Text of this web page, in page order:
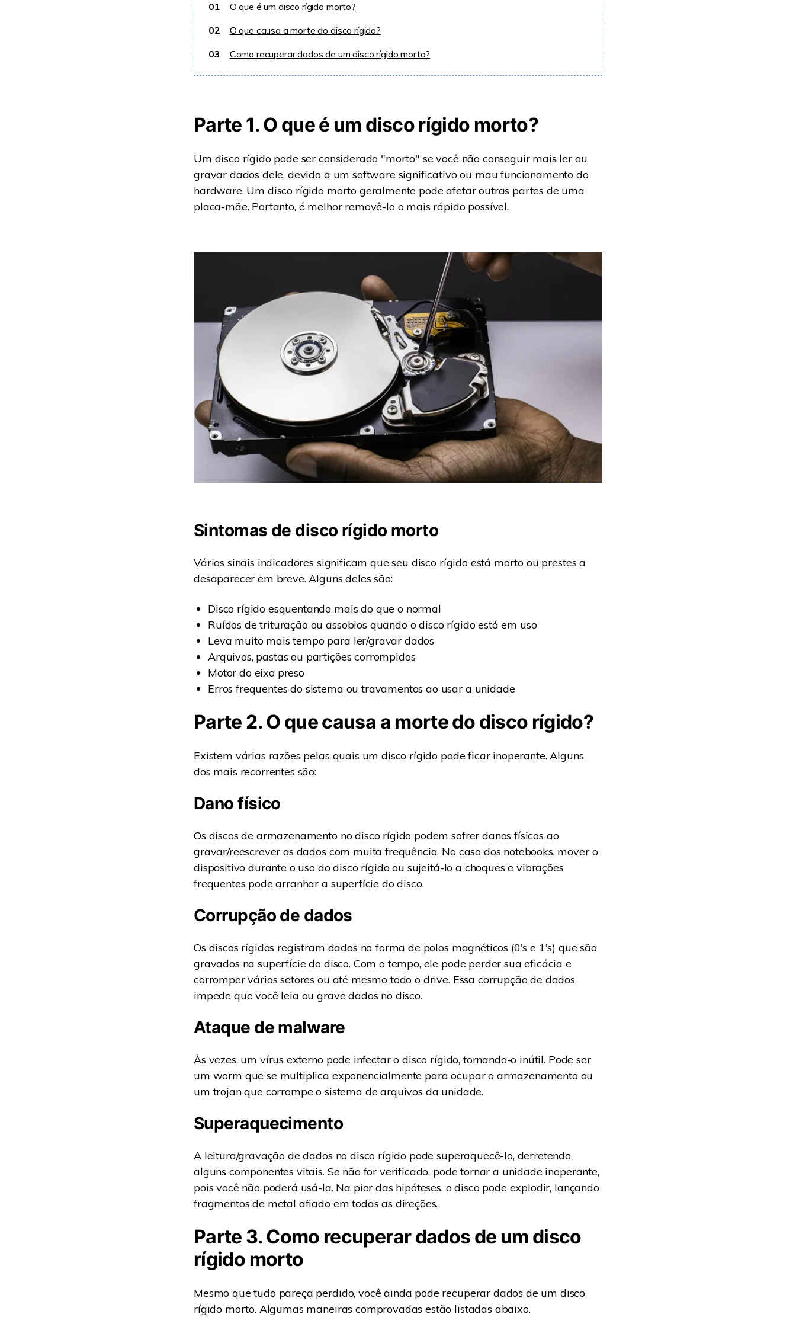
01
O que é um disco rígido morto?
02
O que causa a morte do disco rígido?
03
Como recuperar dados de um disco rígido morto?
Parte 1. O que é um disco rígido morto?
Um disco rígido pode ser considerado "morto" se você não conseguir mais ler ou
gravar dados dele, devido a um software significativo ou mau funcionamento do
hardware. Um disco rígido morto geralmente pode afetar outras partes de uma
placa-mãe. Portanto, é melhor removê-lo o mais rápido possível.
Sintomas de disco rígido morto
Vários sinais indicadores significam que seu disco rígido está morto ou prestes a
desaparecer em breve. Alguns deles são:
Disco rígido esquentando mais do que o normal
Ruídos de trituração ou assobios quando o disco rígido está em uso
Leva muito mais tempo para ler/gravar dados
Arquivos, pastas ou partições corrompidos
Motor do eixo preso
Erros frequentes do sistema ou travamentos ao usar a unidade
Parte 2. O que causa a morte do disco rígido?
Existem várias razões pelas quais um disco rígido pode ficar inoperante. Alguns
dos mais recorrentes são:
Dano físico
Os discos de armazenamento no disco rígido podem sofrer danos físicos ao
gravar/reescrever os dados com muita frequência. No caso dos notebooks, mover o
dispositivo durante o uso do disco rígido ou sujeitá-lo a choques e vibrações
frequentes pode arranhar a superfície do disco.
Corrupção de dados
Os discos rígidos registram dados na forma de polos magnéticos (0's e 1's) que são
gravados na superfície do disco. Com o tempo, ele pode perder sua eficácia e
corromper vários setores ou até mesmo todo o drive. Essa corrupção de dados
impede que você leia ou grave dados no disco.
Ataque de malware
Às vezes, um vírus externo pode infectar o disco rígido, tornando-o inútil. Pode ser
um worm que se multiplica exponencialmente para ocupar o armazenamento ou
um trojan que corrompe o sistema de arquivos da unidade.
Superaquecimento
A leitura/gravação de dados no disco rígido pode superaquecê-lo, derretendo
alguns componentes vitais. Se não for verificado, pode tornar a unidade inoperante,
pois você não poderá usá-la. Na pior das hipóteses, o disco pode explodir, lançando
fragmentos de metal afiado em todas as direções.
Parte 3. Como recuperar dados de um disco
rígido morto
Mesmo que tudo pareça perdido, você ainda pode recuperar dados de um disco
rígido morto. Algumas maneiras comprovadas estão listadas abaixo.